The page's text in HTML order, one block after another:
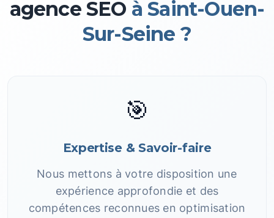
agence SEO à Saint-Ouen-
Sur-Seine ?
🎯
Expertise & Savoir-faire
Nous mettons à votre disposition une
expérience approfondie et des
compétences reconnues en optimisation